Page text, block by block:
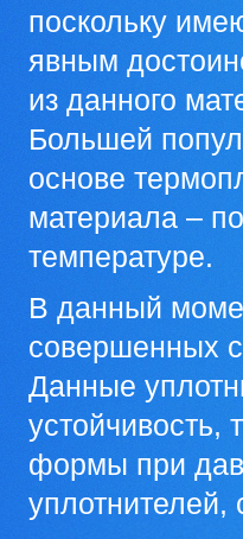
поскольку
явным
из данного
Большей
основе
материала –
температуре.
В данный
совершенных
Данные
устойчивость,
формы при
уплотнителей,